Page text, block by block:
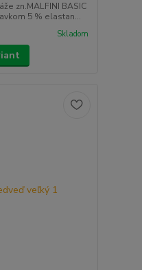
zn.MALFINI BASIC
5 % elastan...
Skladom